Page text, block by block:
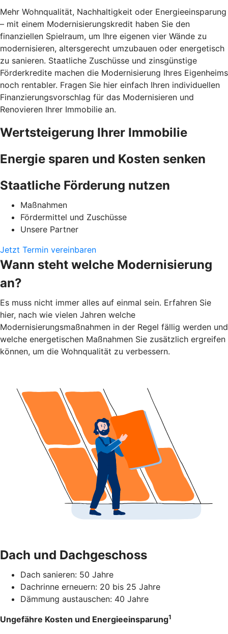
Mehr Wohnqualität, Nachhaltigkeit oder Energieeinsparung
– mit einem Modernisierungskredit haben Sie den
finanziellen Spielraum, um Ihre eigenen vier Wände zu
modernisieren, altersgerecht umzubauen oder energetisch
zu sanieren. Staatliche Zuschüsse und zinsgünstige
Förderkredite machen die Modernisierung Ihres Eigenheims
noch rentabler. Fragen Sie hier einfach Ihren individuellen
Finanzierungsvorschlag für das Modernisieren und
Renovieren Ihrer Immobilie an.
Wertsteigerung Ihrer Immobilie
Energie sparen und Kosten senken
Staatliche Förderung nutzen
Maßnahmen
Fördermittel und Zuschüsse
Unsere Partner
Jetzt Termin vereinbaren
Wann steht welche Modernisierung
an?
Es muss nicht immer alles auf einmal sein. Erfahren Sie
hier, nach wie vielen Jahren welche
Modernisierungsmaßnahmen in der Regel fällig werden und
welche energetischen Maßnahmen Sie zusätzlich ergreifen
können, um die Wohnqualität zu verbessern.
Dach und Dachgeschoss
Dach sanieren: 50 Jahre
Dachrinne erneuern: 20 bis 25 Jahre
Dämmung austauschen: 40 Jahre
Ungefähre Kosten und Energieeinsparung1